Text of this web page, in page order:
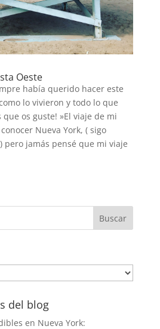
Oeste
había querido hacer este
lo vivieron y todo lo que
os guste! »El viaje de mi
Nueva York, ( sigo
pero jamás pensé que mi viaje
del blog
en Nueva York: